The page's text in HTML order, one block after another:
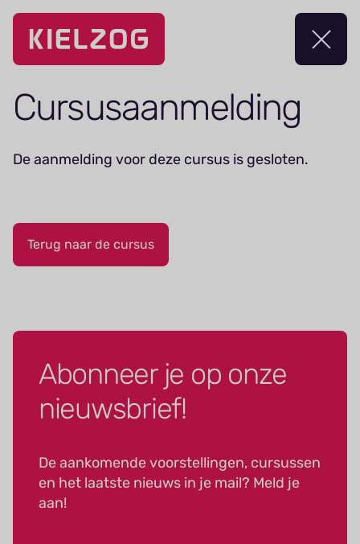
Navigatie
overslaan
Cursus­aanmelding
De aanmelding voor deze cursus is gesloten.
Terug naar de cursus
Abonneer je op onze
nieuwsbrief!
De aankomende voorstellingen, cursussen
en het laatste nieuws in je mail? Meld je
aan!